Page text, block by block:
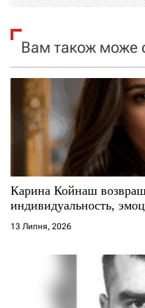
і
я
з
с
і
Вам також може
Карина Койнаш
индивидуальность,
13 Липня, 2026